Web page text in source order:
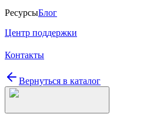
РесурсыБлог
Центр поддержки
Контакты
Вернуться в каталог